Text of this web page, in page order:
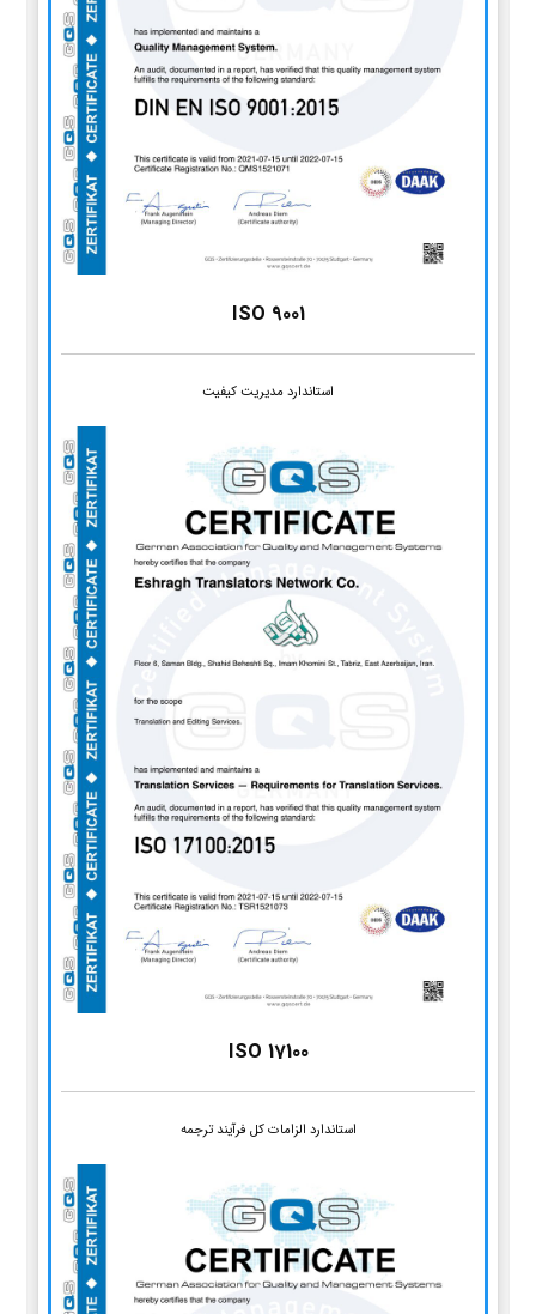
ISO 9001
استاندارد مدیریت کیفیت
ISO 17100
استاندارد الزامات کل فرآیند ترجمه